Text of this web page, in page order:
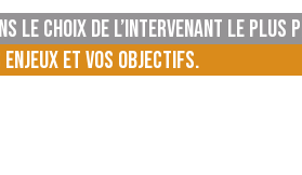
LE CHOIX DE L’INTERVENANT LE PLUS
ET VOS OBJECTIFS.